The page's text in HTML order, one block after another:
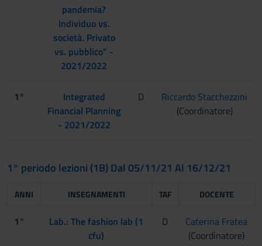
pandemia?
Individuo vs.
società. Privato
vs. pubblico” -
2021/2022
1°
Integrated
Financial Planning
- 2021/2022
D
Riccardo Stacchezzini
(Coordinatore)
1° periodo lezioni (1B) Dal 05/11/21 Al 16/12/21
ANNI INSEGNAMENTI TAF DOCENTE
1°
Lab.: The fashion lab (1
cfu)
D
Caterina Fratea
(Coordinatore)